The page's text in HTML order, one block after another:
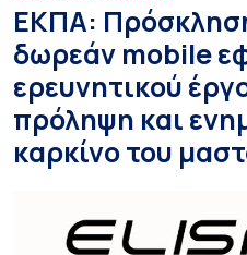
ΕΚΠΑ:
δωρεάν mobile
ερευνητικού
πρόληψη και
καρκίνο του